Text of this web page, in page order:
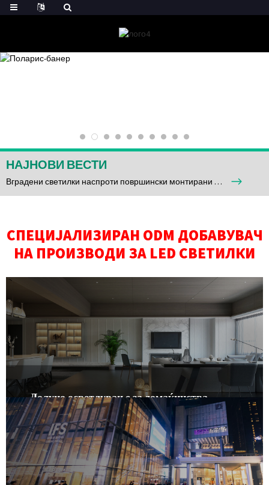
НАЈНОВИ ВЕСТИ
Вградени светилки наспроти површински монтирани тавански светилки: Разлики во инсталацијата и клучни размислувања
СПЕЦИЈАЛИЗИРАН ODM ДОБАВУВАЧ
НА ПРОИЗВОДИ ЗА LED СВЕТИЛКИ
Долуно осветлување за домаќинства
IC-оценето, различни бои, кружна и квадратна рамка, дизајн со
низок профил овозможува фитинг да се инсталира во плитка
празнина од 50 mm.